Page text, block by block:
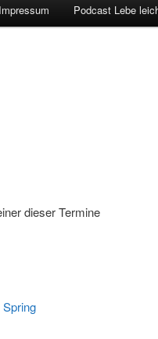
Impressum Podcast Lebe
dieser Termine